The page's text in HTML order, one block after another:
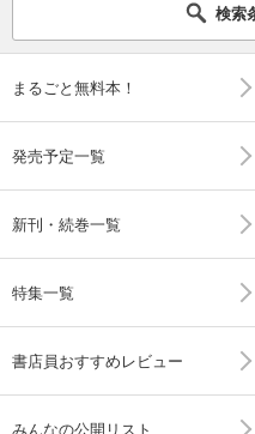
検索
まるごと無料本！
発売予定一覧
新刊・続巻一覧
特集一覧
書店員おすすめレビュー
みんなの公開リスト